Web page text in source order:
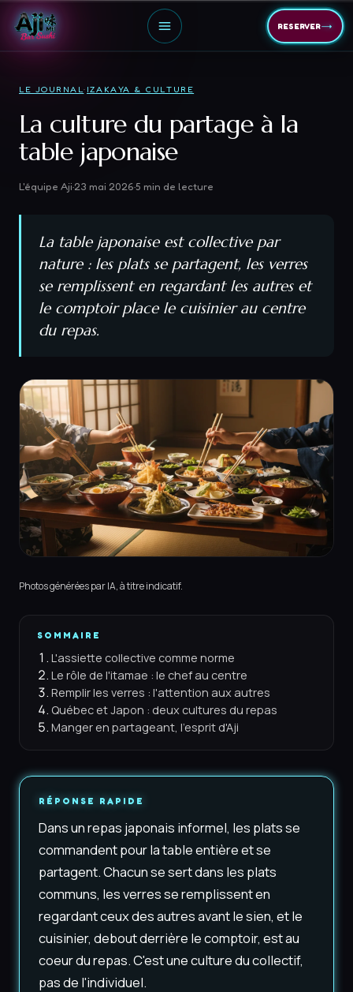
RESERVER→
LE JOURNAL· IZAKAYA & CULTURE
La culture du partage à la
table japonaise
L'équipe Aji·23 mai 2026·5 min de lecture
La table japonaise est collective par
nature : les plats se partagent, les verres
se remplissent en regardant les autres et
le comptoir place le cuisinier au centre
du repas.
Photos générées par IA, à titre indicatif.
SOMMAIRE
L'assiette collective comme norme
Le rôle de l'itamae : le chef au centre
Remplir les verres : l'attention aux autres
Québec et Japon : deux cultures du repas
Manger en partageant, l'esprit d'Aji
RÉPONSE RAPIDE
Dans un repas japonais informel, les plats se
commandent pour la table entière et se
partagent. Chacun se sert dans les plats
communs, les verres se remplissent en
regardant ceux des autres avant le sien, et le
cuisinier, debout derrière le comptoir, est au
coeur du repas. C'est une culture du collectif,
pas de l'individuel.